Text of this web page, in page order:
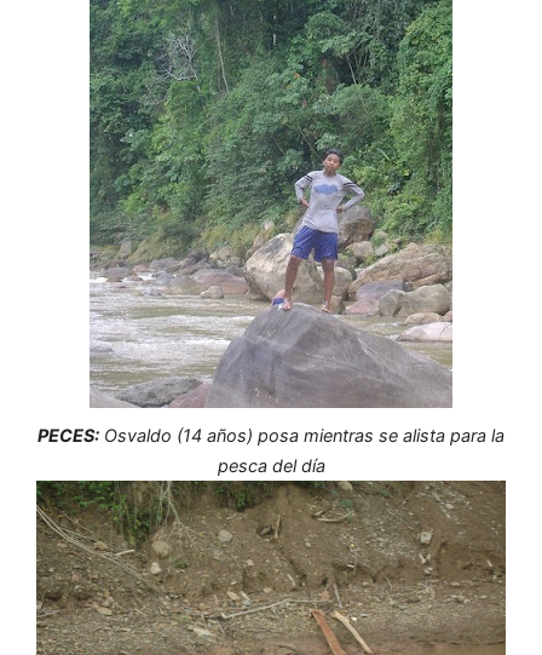
PECES: Osvaldo (14 años) posa mientras se alista para la
pesca del día